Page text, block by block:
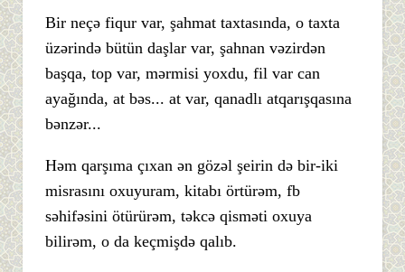
Bir neçə fiqur var, şahmat taxtasında, o taxta
üzərində bütün daşlar var, şahnan vəzirdən
başqa, top var, mərmisi yoxdu, fil var can
ayağında, at bəs... at var, qanadlı atqarışqasına
bənzər...
Həm qarşıma çıxan ən gözəl şeirin də bir-iki
misrasını oxuyuram, kitabı örtürəm, fb
səhifəsini ötürürəm, təkcə qisməti oxuya
bilirəm, o da keçmişdə qalıb.